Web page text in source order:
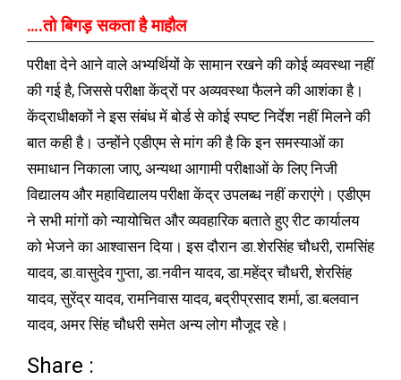
….तो बिगड़ सकता है माहौल
परीक्षा देने आने वाले अभ्यर्थियों के सामान रखने की कोई व्यवस्था नहीं
की गई है, जिससे परीक्षा केंद्रों पर अव्यवस्था फैलने की आशंका है।
केंद्राधीक्षकों ने इस संबंध में बोर्ड से कोई स्पष्ट निर्देश नहीं मिलने की
बात कही है। उन्होंने एडीएम से मांग की है कि इन समस्याओं का
समाधान निकाला जाए, अन्यथा आगामी परीक्षाओं के लिए निजी
विद्यालय और महाविद्यालय परीक्षा केंद्र उपलब्ध नहीं कराएंगे। एडीएम
ने सभी मांगों को न्यायोचित और व्यवहारिक बताते हुए रीट कार्यालय
को भेजने का आश्वासन दिया। इस दौरान डा.शेरसिंह चौधरी, रामसिंह
यादव, डा.वासुदेव गुप्ता, डा.नवीन यादव, डा.महेंद्र चौधरी, शेरसिंह
यादव, सुरेंद्र यादव, रामनिवास यादव, बद्रीप्रसाद शर्मा, डा.बलवान
यादव, अमर सिंह चौधरी समेत अन्य लोग मौजूद रहे।
Share :